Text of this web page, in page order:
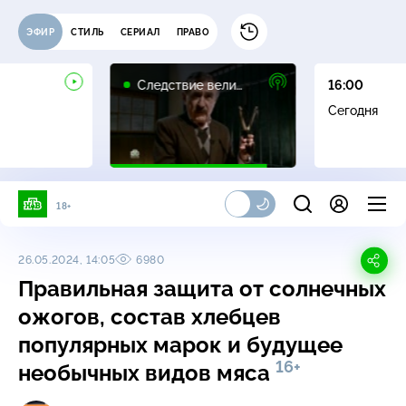
ЭФИР СТИЛЬ СЕРИАЛ ПРАВО
Следствие вели…
16:00
Сегодня
18+
26.05.2024, 14:05 6980
Правильная защита от солнечных
ожогов, состав хлебцев
популярных марок и будущее
необычных видов мяса 16+